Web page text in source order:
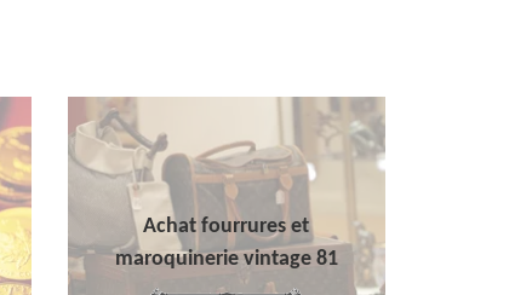
Achat fourrures et
maroquinerie vintage 81